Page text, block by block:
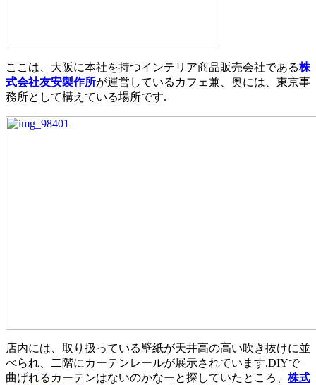
ここは、大阪に本社を持つインテリア商品販売会社である株
式会社友安製作所が運営しているカフェ兼、奥には、東京事
務所として構えている場所です.
店内には、取り扱っている壁紙が天井高の高い吹き抜けに並
べられ、二階にカーテンレールが展示されています.DIYで
曲げれるカーテンはないのかなーと探していたところ、 株式